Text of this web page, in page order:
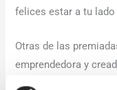
felices estar a tu
Otras de las
emprendedora y
en literatura;